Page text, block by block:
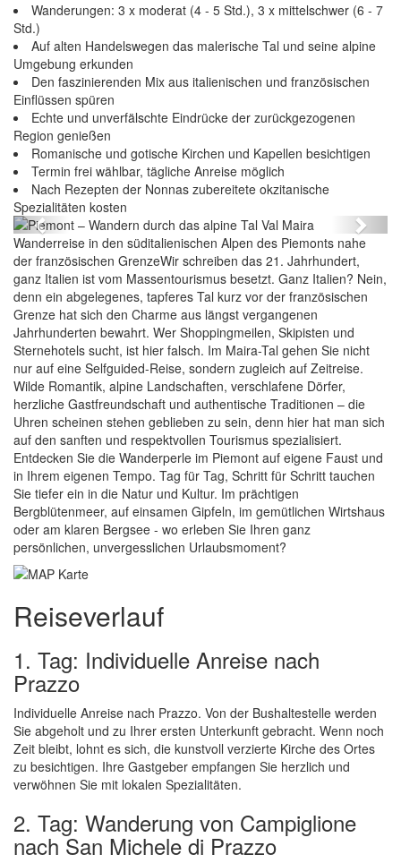
Wanderungen: 3 x moderat (4 - 5 Std.), 3 x mittelschwer (6 - 7
Std.)
Auf alten Handelswegen das malerische Tal und seine alpine
Umgebung erkunden
Den faszinierenden Mix aus italienischen und französischen
Einflüssen spüren
Echte und unverfälschte Eindrücke der zurückgezogenen
Region genießen
Romanische und gotische Kirchen und Kapellen besichtigen
Termin frei wählbar, tägliche Anreise möglich
Nach Rezepten der Nonnas zubereitete okzitanische
Spezialitäten kosten
Piemont – Wandern durch das alpine Tal Val Maira
Previous Next
Wanderreise in den süditalienischen Alpen des Piemonts nahe
der französischen GrenzeWir schreiben das 21. Jahrhundert,
ganz Italien ist vom Massentourismus besetzt. Ganz Italien? Nein,
denn ein abgelegenes, tapferes Tal kurz vor der französischen
Grenze hat sich den Charme aus längst vergangenen
Jahrhunderten bewahrt. Wer Shoppingmeilen, Skipisten und
Sternehotels sucht, ist hier falsch. Im Maira-Tal gehen Sie nicht
nur auf eine Selfguided-Reise, sondern zugleich auf Zeitreise.
Wilde Romantik, alpine Landschaften, verschlafene Dörfer,
herzliche Gastfreundschaft und authentische Traditionen – die
Uhren scheinen stehen geblieben zu sein, denn hier hat man sich
auf den sanften und respektvollen Tourismus spezialisiert.
Entdecken Sie die Wanderperle im Piemont auf eigene Faust und
in Ihrem eigenen Tempo. Tag für Tag, Schritt für Schritt tauchen
Sie tiefer ein in die Natur und Kultur. Im prächtigen
Bergblütenmeer, auf einsamen Gipfeln, im gemütlichen Wirtshaus
oder am klaren Bergsee - wo erleben Sie Ihren ganz
persönlichen, unvergesslichen Urlaubsmoment?
Reiseverlauf
1. Tag: Individuelle Anreise nach
Prazzo
Individuelle Anreise nach Prazzo. Von der Bushaltestelle werden
Sie abgeholt und zu Ihrer ersten Unterkunft gebracht. Wenn noch
Zeit bleibt, lohnt es sich, die kunstvoll verzierte Kirche des Ortes
zu besichtigen. Ihre Gastgeber empfangen Sie herzlich und
verwöhnen Sie mit lokalen Spezialitäten.
2. Tag: Wanderung von Campiglione
nach San Michele di Prazzo